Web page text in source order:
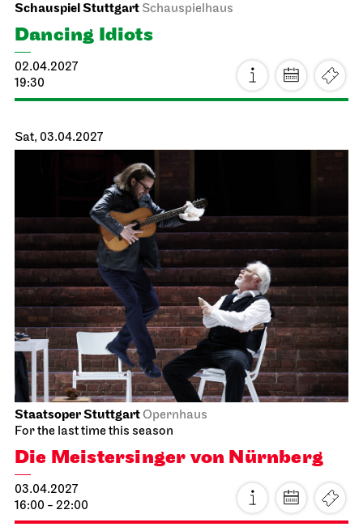
Schauspiel Stuttgart Schauspielhaus
Dancing Idiots
02.04.2027
19:30
Sat, 03.04.2027
Staatsoper StuttgartOpernhaus
For the last time this season
Die Meistersinger von Nürnberg
03.04.2027
16:00 - 22:00